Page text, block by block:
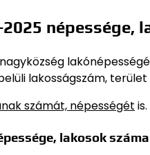
népessége,
lakosságszám,
számát, népességét is.
lakosok